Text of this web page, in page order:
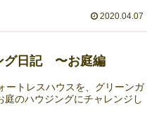
2020.04.07
グ日記 〜お庭編
ートレスハウスを、グリーンガ
のハウジングにチャレンジし